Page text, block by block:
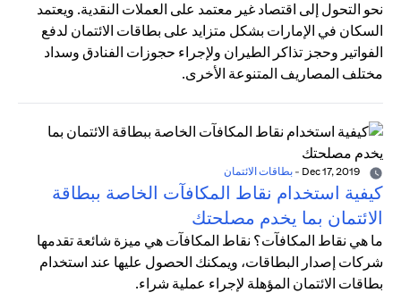
نحو التحول إلى اقتصاد غير معتمد على العملات النقدية. ويعتمد
السكان في الإمارات بشكل متزايد على بطاقات الائتمان لدفع
الفواتير وحجز تذاكر الطيران ولإجراء حجوزات الفنادق وسداد
مختلف المصاريف المتنوعة الأخرى.
- بطاقات الائتمان
كيفية استخدام نقاط المكافآت الخاصة ببطاقة
الائتمان بما يخدم مصلحتك
ما هي نقاط المكافآت؟ نقاط المكافآت هي ميزة شائعة تقدمها
شركات إصدار البطاقات، ويمكنك الحصول عليها عند استخدام
بطاقات الائتمان المؤهلة لإجراء عملية شراء.